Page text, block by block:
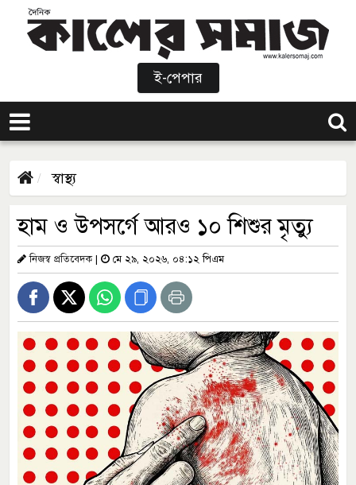
ই-পেপার
স্বাস্থ্য
হাম ও উপসর্গে আরও ১০ শিশুর মৃত্যু
নিজস্ব প্রতিবেদক| মে ২৯, ২০২৬, ০৪:১২ পিএম